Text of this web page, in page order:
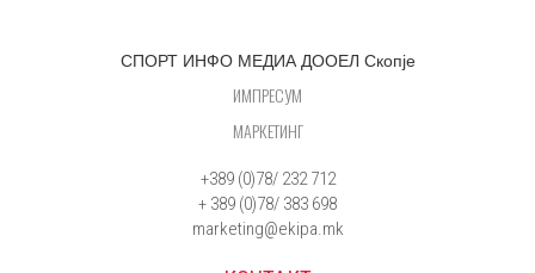
СПОРТ ИНФО МЕДИА ДООЕЛ Скопје
ИМПРЕСУМ
МАРКЕТИНГ
+389 (0)78/ 232 712
+ 389 (0)78/ 383 698
marketing@ekipa.mk